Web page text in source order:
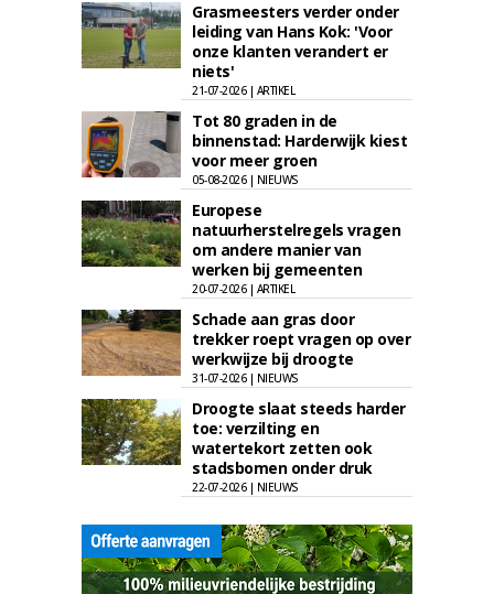
Grasmeesters verder onder
leiding van Hans Kok: 'Voor
onze klanten verandert er
niets'
21-07-2026 | ARTIKEL
Tot 80 graden in de
binnenstad: Harderwijk kiest
voor meer groen
05-08-2026 | NIEUWS
Europese
natuurherstelregels vragen
om andere manier van
werken bij gemeenten
20-07-2026 | ARTIKEL
Schade aan gras door
trekker roept vragen op over
werkwijze bij droogte
31-07-2026 | NIEUWS
Droogte slaat steeds harder
toe: verzilting en
watertekort zetten ook
stadsbomen onder druk
22-07-2026 | NIEUWS